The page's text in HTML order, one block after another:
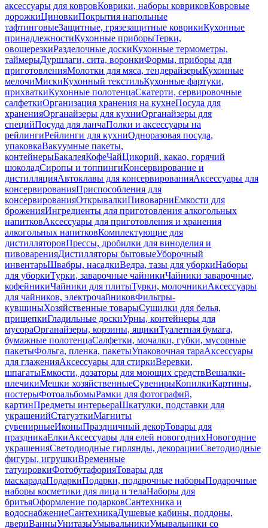
аксессуары для ковровКоврики, наборы ковриковКовровые
дорожкиЦиновкиПокрытия напольные
тафтинговыеЗащитные, грязезащитные коврикиКухонные
принадлежностиКухонные приборыТерки,
овощерезкиРазделочные доскиКухонные термометры,
таймерыДуршлаги, сита, воронкиФормы, приборы для
приготовленияМолотки для мяса, тендерайзерыКухонные
мелочиМискиКухонный текстильКухонные фартуки,
прихваткиКухонные полотенцаСкатерти, сервировочные
салфеткиОрганизация хранения на кухнеПосуда для
храненияОрганайзеры для кухниОрганайзеры для
специйПосуда для ланчаПолки и аксессуары на
рейлингиРейлинги для кухниОдноразовая посуда,
упаковкаВакуумные пакеты,
контейнерыБакалеяКофеЧайЦикорий, какао, горячий
шоколадСиропы и топпингиКонсервирование и
дистилляцияАвтоклавы для консервированияАксессуары для
консервированияПриспособления для
консервированияОткрывалкиПивоварниЕмкости для
броженияИнгредиенты для приготовления алкогольных
напитковАксессуары для приготовления и хранения
алкогольных напитковКомплектующие для
дистилляторовПрессы, дробилки для виноделия и
пивоваренияДистилляторы бытовыеУборочный
инвентарьШвабры, насадкиВедра, тазы для уборкиНаборы
для уборкиТурки, заварочные чайникиЧайники заварочные,
кофейникиЧайники для плитыТурки, молочникиАксессуары
для чайников, электрочайниковФильтры-
кувшиныХозяйственные товарыСушилки для белья,
прищепкиГладильные доскиУрны, контейнеры для
мусораОрганайзеры, корзины, ящикиТуалетная бумага,
бумажные полотенцаСалфетки, мочалки, губки, мусорные
пакетыФольга, пленка, пакетыУпаковочная тараАксессуары
для глаженияАксессуары для стиркиВеревки,
шпагатыЕмкости, дозаторы для моющих средствВешалки-
плечикиМешки хозяйственныеСувенирыКопилкиКартины,
постерыФотоальбомыРамки для фотографий,
картинПредметы интерьераШкатулки, подставки для
украшенийСтатуэткиМагниты
сувенирныеИконыПраздничный декорТовары для
праздникаЕлкиАксессуары для елей новогоднихНовогодние
украшенияСветодиодные гирлянды, декорацииСветодиодные
фигуры, игрушкиВременные
татуировкиФотобутафорияТовары для
маскарадаПодаркиПодарки, подарочные наборыПодарочные
наборы косметики для лица и телаНаборы для
бритьяОформление подарковСантехника и
водоснабжениеСантехникаДушевые кабины, поддоны,
двериВанныУнитазыУмывальникиУмывальники со